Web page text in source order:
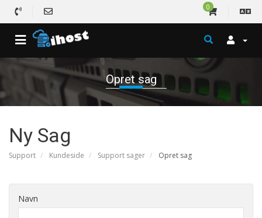
0
Opret sag
Ny Sag
Support Kundeside Support sager Opret sag
Navn